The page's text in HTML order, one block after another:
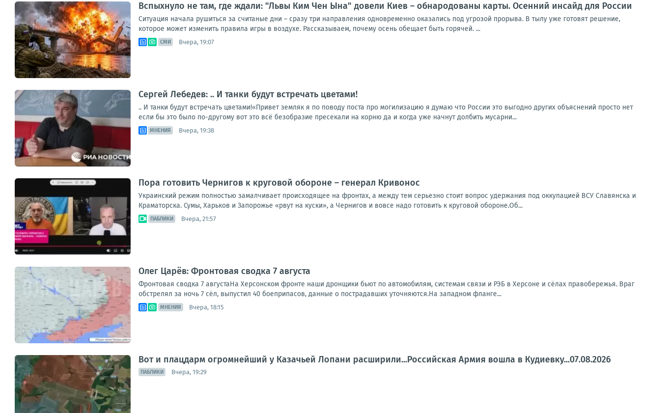
Вспыхнуло не там, где ждали: "Львы Ким Чен Ына" довели Киев – обнародованы карты. Осенний инсайд для России
Ситуация начала рушиться за считаные дни – сразу три направления одновременно оказались под угрозой прорыва. В тылу уже готовят решение,
которое может изменить правила игры в воздухе. Рассказываем, почему осень обещает быть горячей. ...
СМИ Вчера, 19:07
Сергей Лебедев: .. И танки будут встречать цветами!
.. И танки будут встречать цветами!«Привет земляк я по поводу поста про могилизацию я думаю что России это выгодно других объяснений просто нет
если бы это было по-другому вот это всё безобразие пресекали на корню да и когда уже начнут долбить мусарни...
МНЕНИЯ Вчера, 19:38
Пора готовить Чернигов к круговой обороне – генерал Кривонос
Украинский режим полностью замалчивает происходящее на фронтах, а между тем серьезно стоит вопрос удержания под оккупацией ВСУ Славянска и
Краматорска. Сумы, Харьков и Запорожье «рвут на куски», а Чернигов и вовсе надо готовить к круговой обороне.Об...
ПАБЛИКИ Вчера, 21:57
Олег Царёв: Фронтовая сводка 7 августа
Фронтовая сводка 7 августаНа Херсонском фронте наши дронщики бьют по автомобилям, системам связи и РЭБ в Херсоне и сёлах правобережья. Враг
обстрелял за ночь 7 сёл, выпустил 40 боеприпасов, данные о пострадавших уточняются.На западном фланге...
МНЕНИЯ Вчера, 18:15
Вот и плацдарм огромнейший у Казачьей Лопани расширили...Российская Армия вошла в Кудиевку...07.08.2026
ПАБЛИКИ Вчера, 19:29